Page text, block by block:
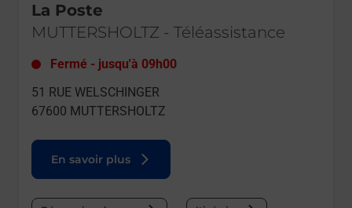
La Poste
MUTTERSHOLTZ - Téléassistance
Fermé - jusqu'à 09h00
51 RUE WELSCHINGER
67600 MUTTERSHOLTZ
En savoir plus